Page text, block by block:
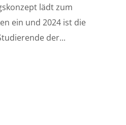
lädt zum
ein und 2024 ist die
der...